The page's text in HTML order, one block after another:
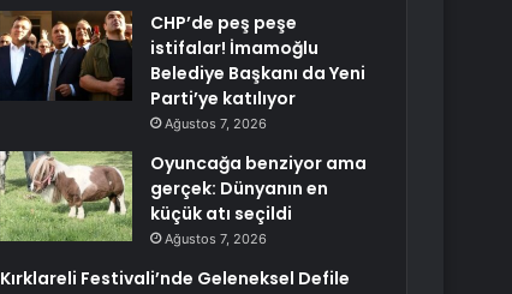
CHP’de peş peşe
istifalar! İmamoğlu
Belediye Başkanı da Yeni
Parti’ye katılıyor
Ağustos 7, 2026
Oyuncağa benziyor ama
gerçek: Dünyanın en
küçük atı seçildi
Ağustos 7, 2026
Kırklareli Festivali’nde Geleneksel Defile